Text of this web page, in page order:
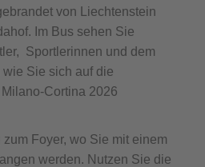
von Liechtenstein
Im Bus sehen Sie
Sportlerinnen und dem
Sie sich auf die
Cortina 2026
zum Foyer, wo Sie mit einem
werden. Nutzen Sie die